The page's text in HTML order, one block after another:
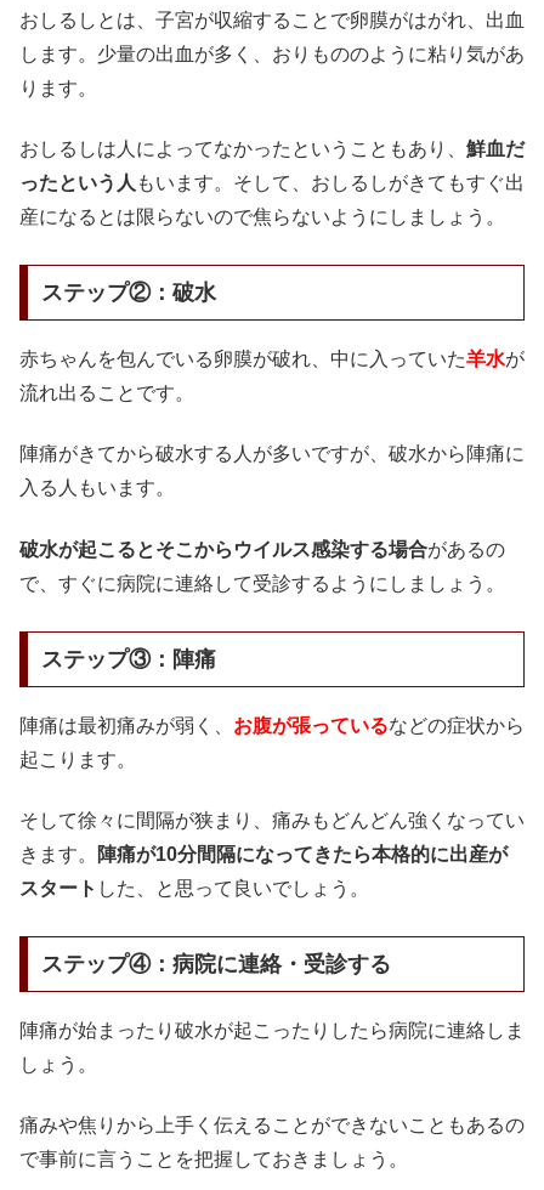
おしるしとは、子宮が収縮することで卵膜がはがれ、出血
します。少量の出血が多く、おりもののように粘り気があ
ります。
おしるしは人によってなかったということもあり、 鮮血だ
ったという人 もいます。そして、おしるしがきてもすぐ出
産になるとは限らないので焦らないようにしましょう。
ステップ②：破水
赤ちゃんを包んでいる卵膜が破れ、中に入っていた羊水が
流れ出ることです。
陣痛がきてから破水する人が多いですが、破水から陣痛に
入る人もいます。
破水が起こるとそこからウイルス感染する場合があるの
で、すぐに病院に連絡して受診するようにしましょう。
ステップ③：陣痛
陣痛は最初痛みが弱く、 お腹が張っているなどの症状から
起こります。
そして徐々に間隔が狭まり、痛みもどんどん強くなってい
きます。
陣痛が10分間隔になってきたら本格的に出産が
スタート した、と思って良いでしょう。
ステップ④：病院に連絡・受診する
陣痛が始まったり破水が起こったりしたら病院に連絡しま
しょう。
痛みや焦りから上手く伝えることができないこともあるの
で事前に言うことを把握しておきましょう。